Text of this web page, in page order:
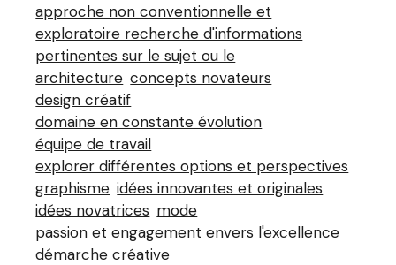
approche non conventionnelle et
exploratoire recherche d'informations
pertinentes sur le sujet ou le
architecture concepts novateurs
design créatif
domaine en constante évolution
équipe de travail
explorer différentes options et perspectives
graphisme idées innovantes et originales
idées novatrices mode
passion et engagement envers l'excellence
démarche créative